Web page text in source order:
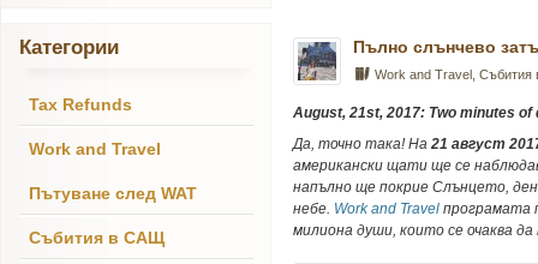
Категории
Tax Refunds
Work and Travel
Пътуване след WAT
Събития в САЩ
Пълно слънчево
Work and Travel
August, 21st, 2017: Two minutes of
Да, точно така! На 21 август
американски щати ще се
напълно ще покрие Слънцето,
небе. Work and Travel програмата
милиона души, които се очаква